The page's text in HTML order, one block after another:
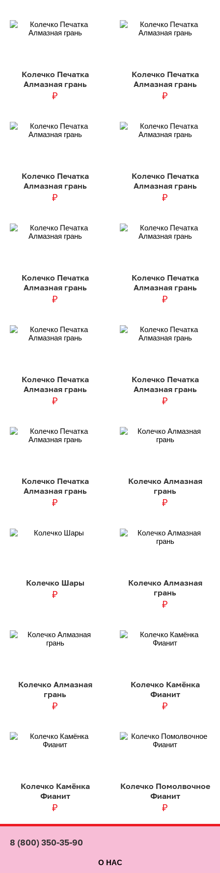
Колечко Печатка
Алмазная грань
₽
Колечко Печатка
Алмазная грань
₽
Колечко Печатка
Алмазная грань
₽
Колечко Печатка
Алмазная грань
₽
Колечко Печатка
Алмазная грань
₽
Колечко Печатка
Алмазная грань
₽
Колечко Печатка
Алмазная грань
₽
Колечко Печатка
Алмазная грань
₽
Колечко Печатка
Алмазная грань
₽
Колечко Алмазная
грань
₽
Колечко Шары
₽
Колечко Алмазная
грань
₽
Колечко Алмазная
грань
₽
Колечко Камёнка
Фианит
₽
Колечко Камёнка
Фианит
₽
Колечко Помолвочное
Фианит
₽
8 (800) 350-35-90
О НАС